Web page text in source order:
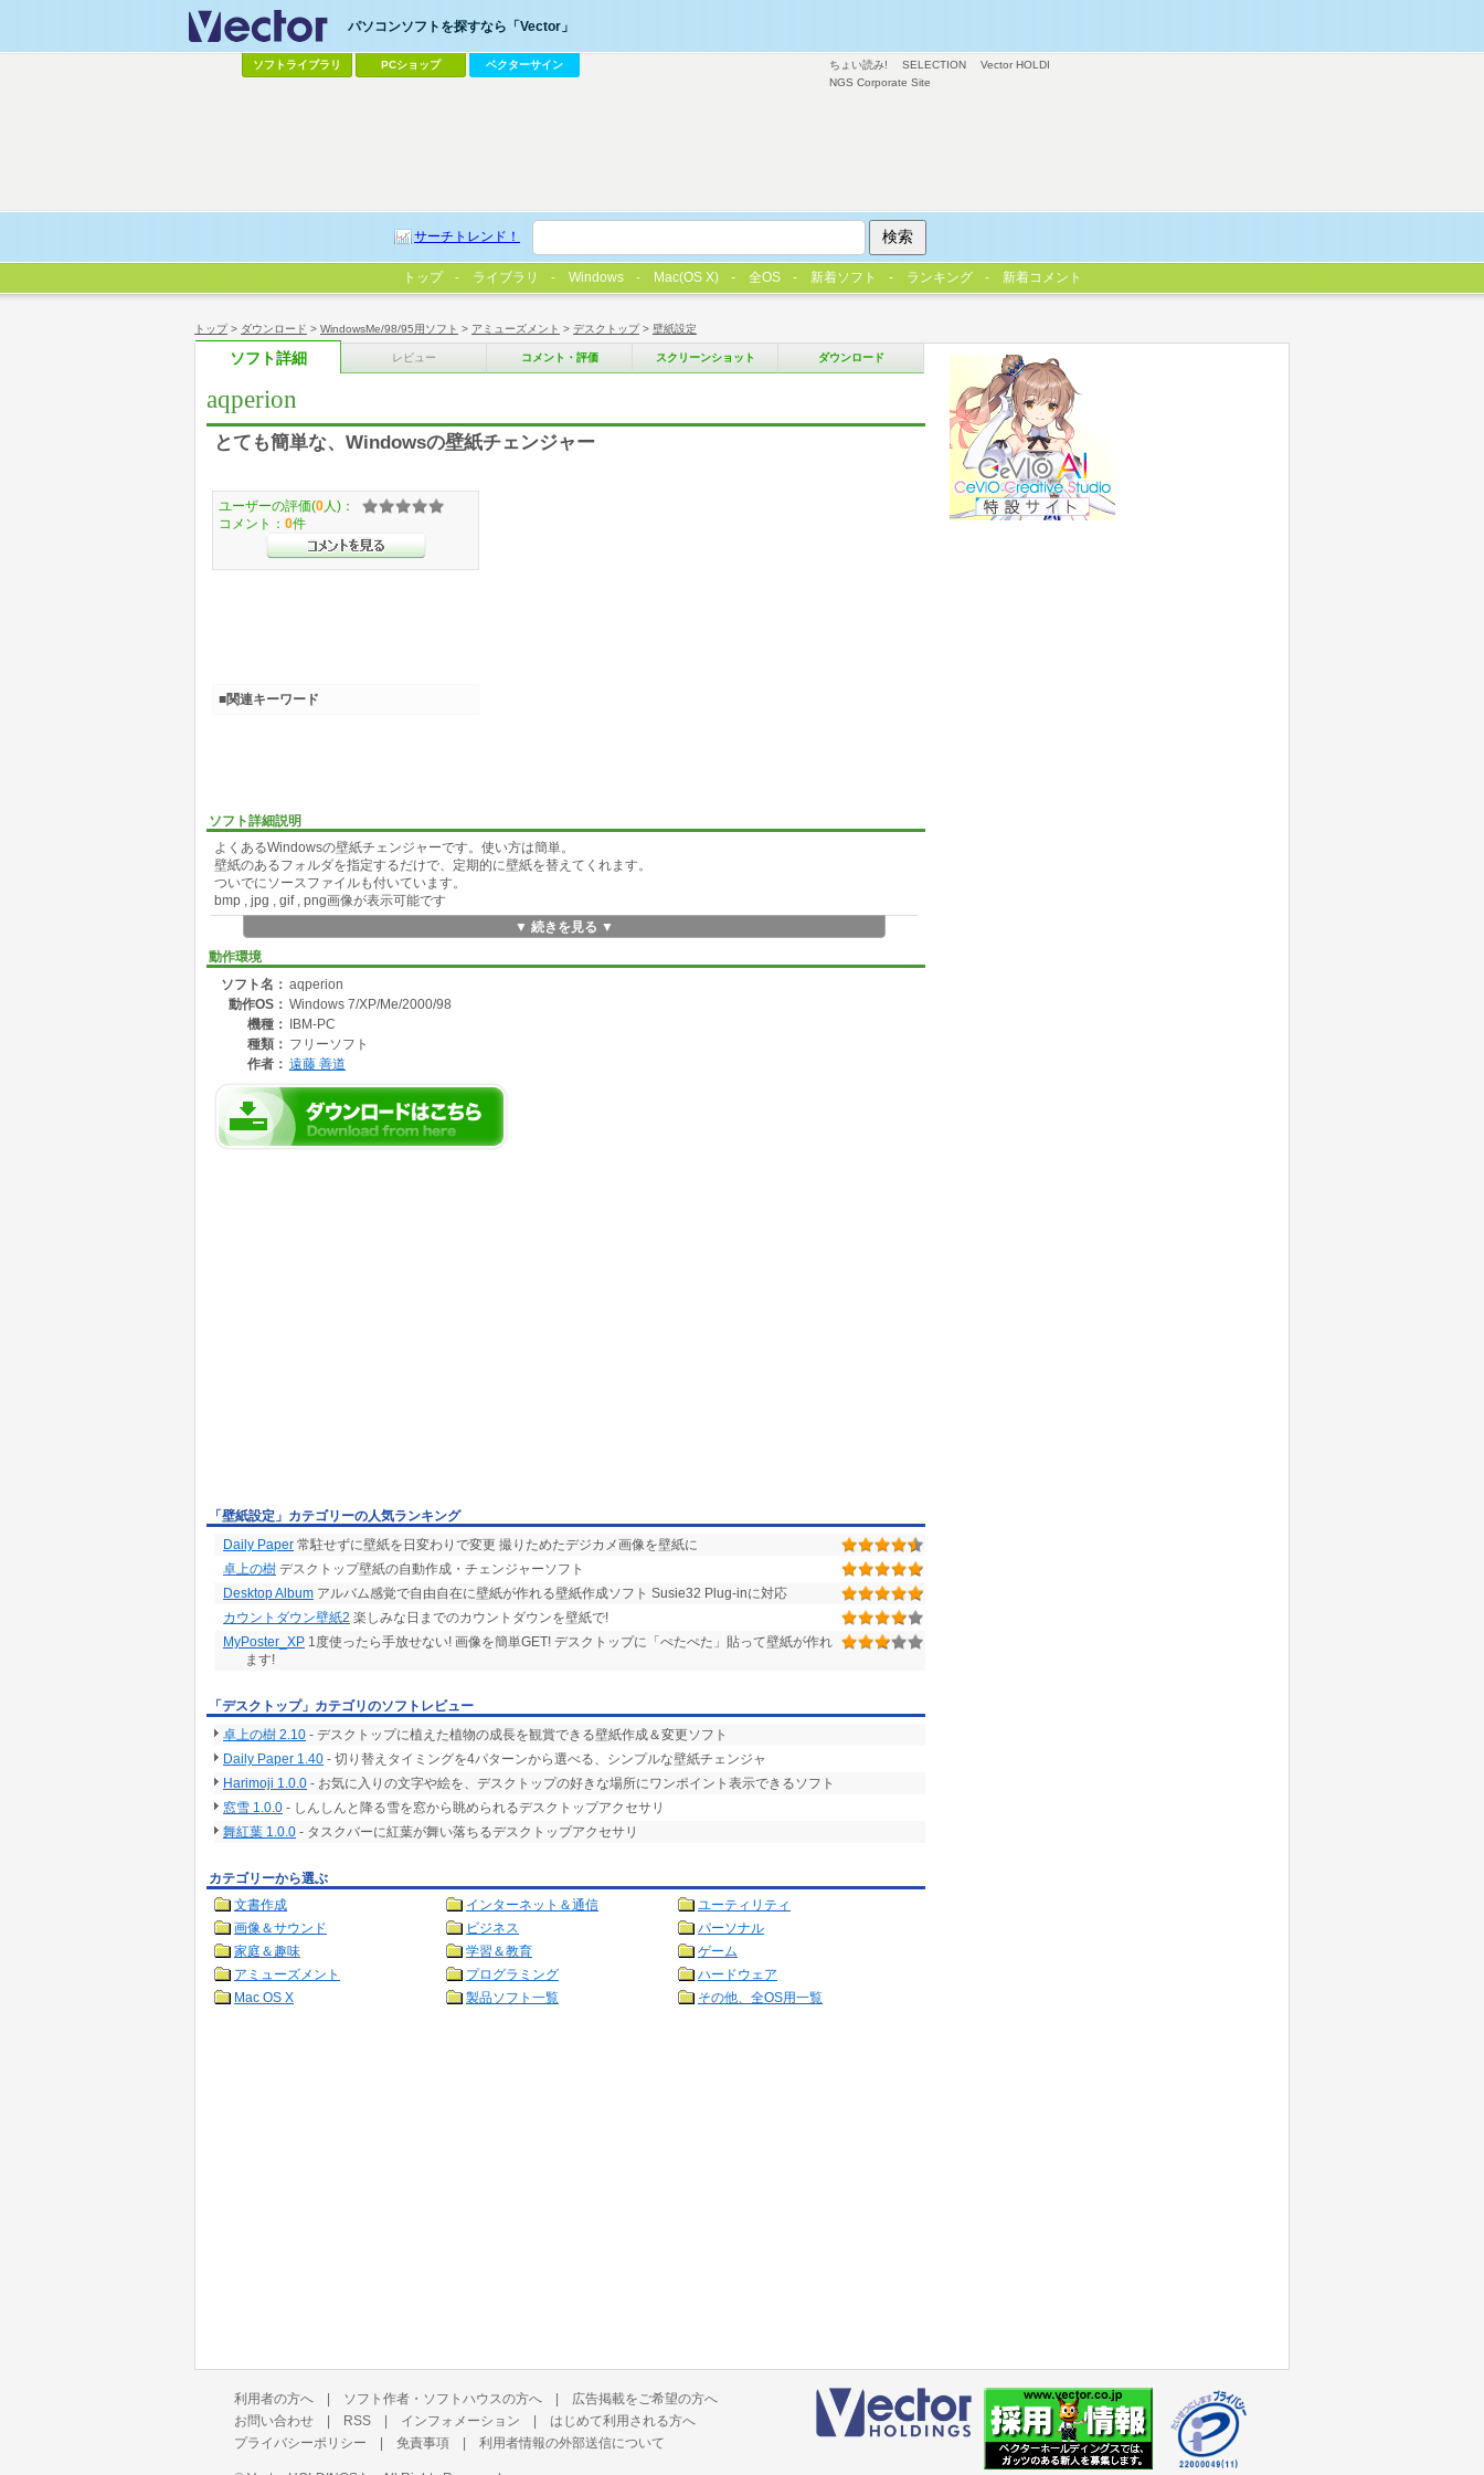
トップ> ダウンロード > WindowsMe/98/95用ソフト > アミューズメント > デスクトップ> 壁紙設定
ソフト詳細 レビュー コメント・評価 スクリーンショット ダウンロード
aqperion
とても簡単な、Windowsの壁紙チェンジャー
ソフト詳細説明
よくあるWindowsの壁紙チェンジャーです。使い方は簡単。
壁紙のあるフォルダを指定するだけで、定期的に壁紙を替えてくれます。
ついでにソースファイルも付いています。
bmp , jpg , gif , png画像が表示可能です
▼ 続きを見る ▼
動作環境
ソフト名： aqperion
動作OS： Windows 7/XP/Me/2000/98
機種：
IBM-PC
種類： フリーソフト
作者： 遠藤 善道
ユーザーの評価(0 人)：
コメント： 0件
■関連キーワード
「壁紙設定」カテゴリーの人気ランキング
Daily Paper 常駐せずに壁紙を日変わりで変更 撮りためたデジカメ画像を壁紙に
卓上の樹 デスクトップ壁紙の自動作成・チェンジャーソフト
Desktop Album アルバム感覚で自由自在に壁紙が作れる壁紙作成ソフト Susie32 Plug-inに対応
カウントダウン壁紙2 楽しみな日までのカウントダウンを壁紙で!
MyPoster_XP 1度使ったら手放せない! 画像を簡単GET! デスクトップに「ぺたぺた」貼って壁紙が作れ
ます!
「デスクトップ」カテゴリのソフトレビュー
卓上の樹 2.10 - デスクトップに植えた植物の成長を観賞できる壁紙作成＆変更ソフト
Daily Paper 1.40 - 切り替えタイミングを4パターンから選べる、シンプルな壁紙チェンジャ
Harimoji 1.0.0 - お気に入りの文字や絵を、デスクトップの好きな場所にワンポイント表示できるソフト
窓雪 1.0.0 - しんしんと降る雪を窓から眺められるデスクトップアクセサリ
舞紅葉 1.0.0 - タスクバーに紅葉が舞い落ちるデスクトップアクセサリ
カテゴリーから選ぶ
文書作成
インターネット＆通信
ユーティリティ
画像＆サウンド
ビジネス
パーソナル
家庭＆趣味
学習＆教育
ゲーム
アミューズメント
プログラミング
ハードウェア
Mac OS X
製品ソフト一覧 その他、全OS用一覧
ちょい読み! SELECTION
Vector HOLDI
NGS Corporate Site
パソコンソフトを探すなら「Vector」
ソフトライブラリ PCショップ ベクターサイン
サーチトレンド！
トップ ライブラリ Windows Mac(OS X) 全OS 新着ソフト ランキング 新着コメント
利用者の方へ | ソフト作者・ソフトハウスの方へ | 広告掲載をご希望の方へ
お問い合わせ | RSS | インフォメーション | はじめて利用される方へ
プライバシーポリシー | 免責事項 | 利用者情報の外部送信について